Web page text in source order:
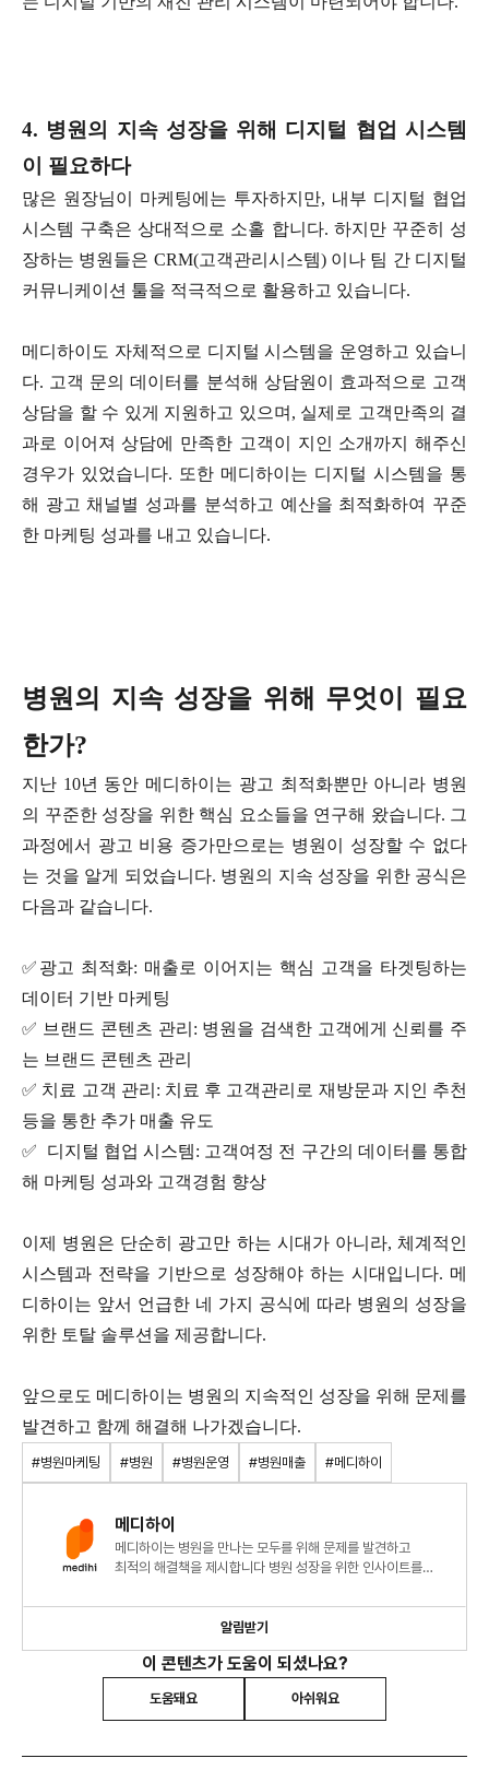
4. 병원의 지속 성장을 위해 디지털 협업 시스템
이 필요하다
많은 원장님이 마케팅에는 투자하지만, 내부 디지털 협업
시스템 구축은 상대적으로 소홀 합니다. 하지만 꾸준히 성
장하는 병원들은 CRM(고객관리시스템) 이나 팀 간 디지털
커뮤니케이션 툴을 적극적으로 활용하고 있습니다.
메디하이도 자체적으로 디지털 시스템을 운영하고 있습니
다. 고객 문의 데이터를 분석해 상담원이 효과적으로 고객
상담을 할 수 있게 지원하고 있으며, 실제로 고객만족의 결
과로 이어져 상담에 만족한 고객이 지인 소개까지 해주신
경우가 있었습니다. 또한 메디하이는 디지털 시스템을 통
해 광고 채널별 성과를 분석하고 예산을 최적화하여 꾸준
한 마케팅 성과를 내고 있습니다.
병원의 지속 성장을 위해 무엇이 필요
한가?
지난 10년 동안 메디하이는 광고 최적화뿐만 아니라 병원
의 꾸준한 성장을 위한 핵심 요소들을 연구해 왔습니다. 그
과정에서 광고 비용 증가만으로는 병원이 성장할 수 없다
는 것을 알게 되었습니다. 병원의 지속 성장을 위한 공식은
다음과 같습니다.
✅광고 최적화: 매출로 이어지는 핵심 고객을 타겟팅하는
데이터 기반 마케팅
✅ 브랜드 콘텐츠 관리: 병원을 검색한 고객에게 신뢰를 주
는 브랜드 콘텐츠 관리
✅ 치료 고객 관리: 치료 후 고객관리로 재방문과 지인 추천
등을 통한 추가 매출 유도
✅ 디지털 협업 시스템: 고객여정 전 구간의 데이터를 통합
해 마케팅 성과와 고객경험 향상
이제 병원은 단순히 광고만 하는 시대가 아니라, 체계적인
시스템과 전략을 기반으로 성장해야 하는 시대입니다. 메
디하이는 앞서 언급한 네 가지 공식에 따라 병원의 성장을
위한 토탈 솔루션을 제공합니다.
앞으로도 메디하이는 병원의 지속적인 성장을 위해 문제를
발견하고 함께 해결해 나가겠습니다.
#병원마케팅 #병원 #병원운영 #병원매출 #메디하이
메디하이
메디하이는 병원을 만나는 모두를 위해 문제를 발견하고
최적의 해결책을 제시합니다 병원 성장을 위한 인사이트를
알림받기
이 콘텐츠가 도움이 되셨나요?
도움돼요 아쉬워요